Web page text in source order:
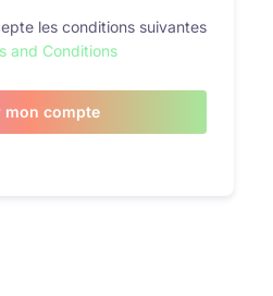
les conditions suivantes
and Conditions
mon compte